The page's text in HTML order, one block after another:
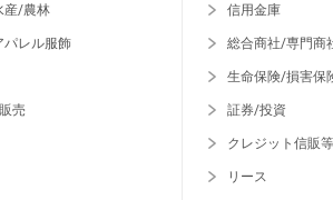
産/農林
パレル服飾
売
信用金庫
総合商社/専門商
生命保険/損害保
証券/投資
クレジット信販等
リース